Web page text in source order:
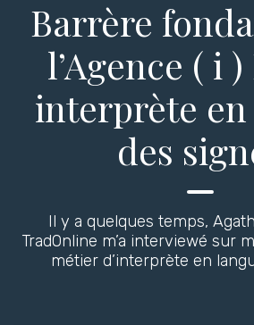
Barrère
l’Agence ( i
interprète
des
Il y a quelques temps,
TradOnline m’a interviewé sur
métier d’interprète en